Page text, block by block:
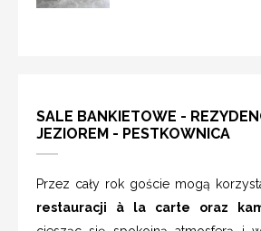
SALE BANKIETOWE -
JEZIOREM - PESTKOWNICA
Przez cały rok goście mogą
restauracji à la carte oraz